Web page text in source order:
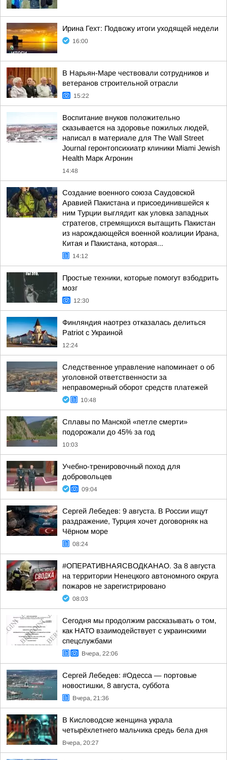
Ирина Гехт: Подвожу итоги уходящей недели
16:00
В Нарьян-Маре чествовали сотрудников и
ветеранов строительной отрасли
15:22
Воспитание внуков положительно
сказывается на здоровье пожилых людей,
написал в материале для The Wall Street
Journal геронтопсихиатр клиники Miami Jewish
Health Марк Агронин
14:48
Создание военного союза Саудовской
Аравией Пакистана и присоединившейся к
ним Турции выглядит как уловка западных
стратегов, стремящихся вытащить Пакистан
из нарождающейся военной коалиции Ирана,
Китая и Пакистана, которая...
14:12
Простые техники, которые помогут взбодрить
мозг
12:30
Финляндия наотрез отказалась делиться
Patriot с Украиной
12:24
Следственное управление напоминает о об
уголовной ответственности за
неправомерный оборот средств платежей
10:48
Сплавы по Манской «петле смерти»
подорожали до 45% за год
10:03
Учебно-тренировочный поход для
добровольцев
09:04
Сергей Лебедев: 9 августа. В России ищут
раздражение, Турция хочет договорняк на
Чёрном море
08:24
#ОПЕРАТИВНАЯСВОДКАНАО. За 8 августа
на территории Ненецкого автономного округа
пожаров не зарегистрировано
08:03
Сегодня мы продолжим рассказывать о том,
как НАТО взаимодействует с украинскими
спецслужбами
Вчера, 22:06
Сергей Лебедев: #Одесса — портовые
новостишки, 8 августа, суббота
Вчера, 21:36
В Кисловодске женщина украла
четырёхлетнего мальчика средь бела дня
Вчера, 20:27